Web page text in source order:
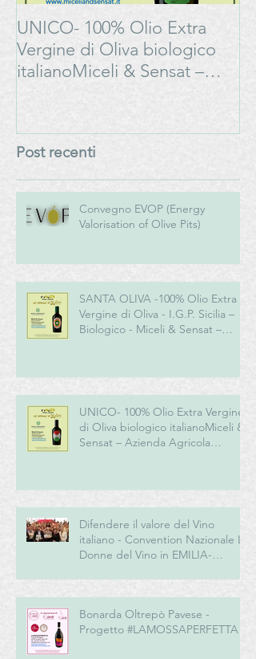
UNICO- 100% Olio Extra
Vergine di Oliva biologico
italianoMiceli & Sensat –
Post recenti
Convegno EVOP (Energy
Valorisation of Olive Pits)
SANTA OLIVA -100% Olio Extra
Vergine di Oliva - I.G.P. Sicilia –
Biologico - Miceli & Sensat –
UNICO- 100% Olio Extra Vergine
di Oliva biologico italianoMiceli &
Sensat – Azienda Agricola
Difendere il valore del Vino
italiano - Convention Nazionale Le
Donne del Vino in EMILIA-
Bonarda Oltrepò Pavese -
Progetto #LAMOSSAPERFETTA